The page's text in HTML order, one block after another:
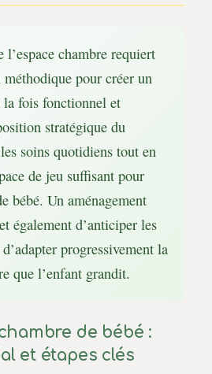
l’espace chambre requiert
pour créer un
la fois fonctionnel et
stratégique du
soins quotidiens tout en
de jeu suffisant pour
bébé. Un aménagement
également d’anticiper les
progressivement la
que l’enfant grandit.
de bébé :
et étapes clés